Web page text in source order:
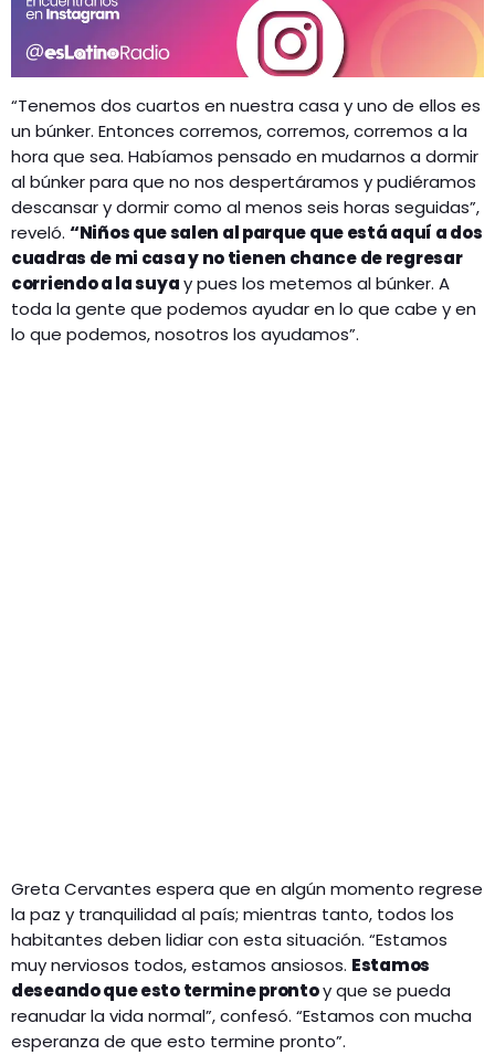
“Tenemos dos cuartos en nuestra casa y uno de ellos es
un búnker. Entonces corremos, corremos, corremos a la
hora que sea. Habíamos pensado en mudarnos a dormir
al búnker para que no nos despertáramos y pudiéramos
descansar y dormir como al menos seis horas seguidas”,
reveló. “Niños que salen al parque que está aquí a dos
cuadras de mi casa y no tienen chance de regresar
corriendo a la suyay pues los metemos al búnker. A
toda la gente que podemos ayudar en lo que cabe y en
lo que podemos, nosotros los ayudamos”.
Greta Cervantes espera que en algún momento regrese
la paz y tranquilidad al país; mientras tanto, todos los
habitantes deben lidiar con esta situación. “Estamos
muy nerviosos todos, estamos ansiosos. Estamos
deseando que esto termine prontoy que se pueda
reanudar la vida normal”, confesó. “Estamos con mucha
esperanza de que esto termine pronto”.